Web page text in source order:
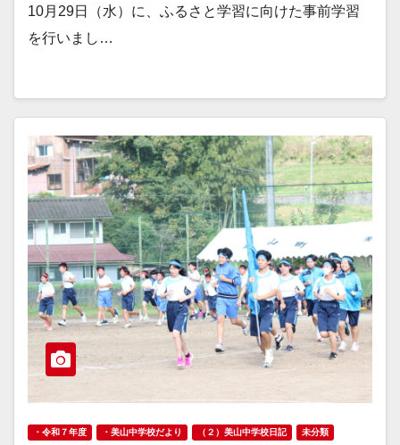
10月29日（水）に、ふるさと学習に向けた事前学習
を行いまし…
・令和７年度 ・美山中学校だより （２）美山中学校日記 未分類